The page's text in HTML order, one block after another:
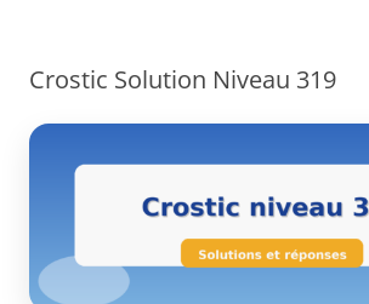
Crostic Solution Niveau 319